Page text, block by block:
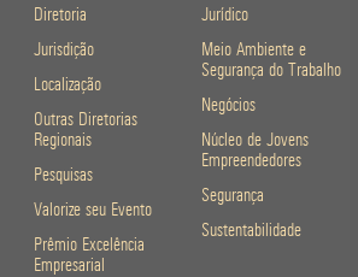
Diretoria
Jurisdição
Localização
Outras Diretorias
Regionais
Pesquisas
Valorize seu Evento
Prêmio Excelência
Empresarial
Jurídico
Meio Ambiente e
Segurança do Trabalho
Negócios
Núcleo de Jovens
Empreendedores
Segurança
Sustentabilidade